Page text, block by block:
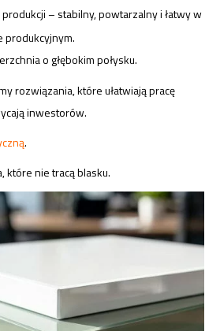
– stabilny, powtarzalny i łatwy w
produkcyjnym.
o głębokim połysku.
rozwiązania, które ułatwiają pracę
inwestorów.
.
które nie tracą blasku.